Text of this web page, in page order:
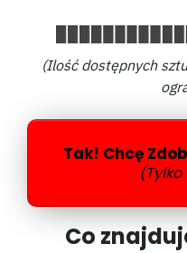
(Ilość dostępnych
Tak! Chcę
(Tylko
Co